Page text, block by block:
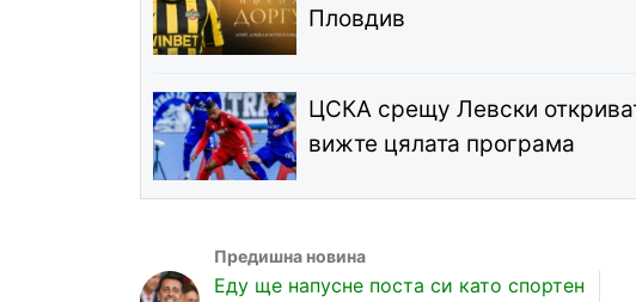
Пловдив
ЦСКА срещу Левски
вижте цялата програма
Еду ще напусне поста си като спортен